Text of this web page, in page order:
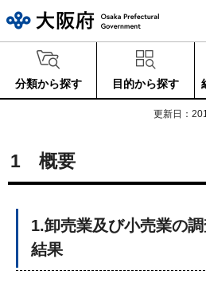
分類から探す 目的から探す
更新日：
1 概要
1.卸売業及び小売業の
結果